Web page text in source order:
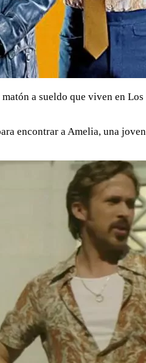
a sueldo que viven en
encontrar a Amelia, una